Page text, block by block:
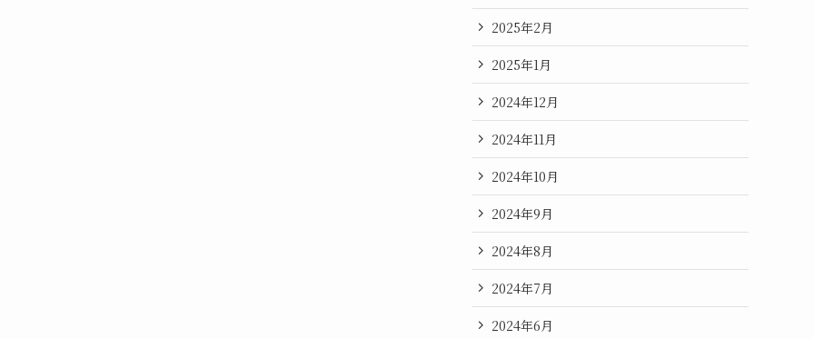
2025年2月
2025年1月
2024年12月
2024年11月
2024年10月
2024年9月
2024年8月
2024年7月
2024年6月